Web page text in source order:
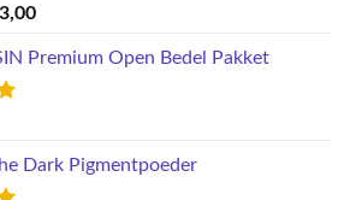
Huidige
is:
Premium Open Bedel Pakket
Dark Pigmentpoeder